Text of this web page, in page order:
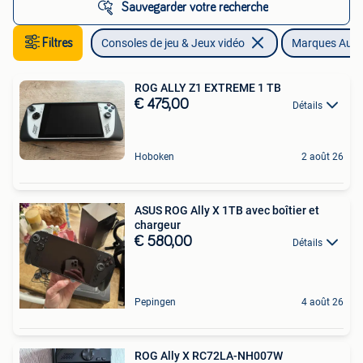
Sauvegarder votre recherche
Filtres Consoles de jeu & Jeux vidéo Marques
ROG ALLY Z1 EXTREME 1 TB
€ 475,00 Détails
Hoboken 2 août 26
ASUS ROG Ally X 1TB avec boîtier et
chargeur
€ 580,00 Détails
Pepingen 4 août 26
ROG Ally X RC72LA-NH007W